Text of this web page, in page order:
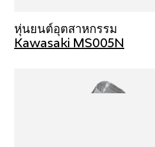
หุ่นยนต์อุตสาหกรรม
Kawasaki MS005N